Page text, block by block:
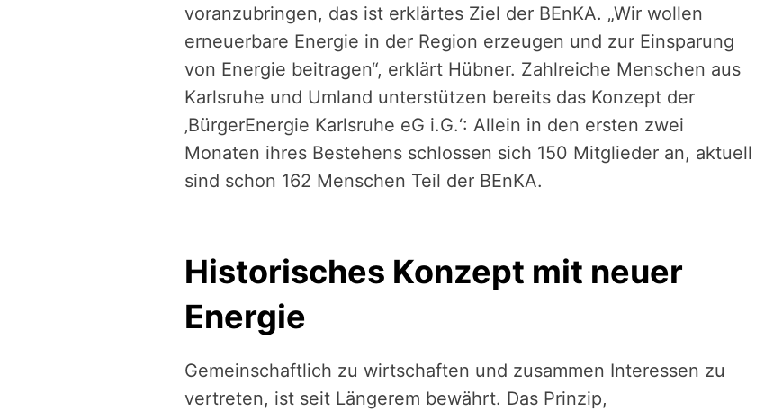
voranzubringen, das ist erklärtes Ziel der BEnKA. „Wir wollen
erneuerbare Energie in der Region erzeugen und zur Einsparung
von Energie beitragen“, erklärt Hübner. Zahlreiche Menschen aus
Karlsruhe und Umland unterstützen bereits das Konzept der
‚BürgerEnergie Karlsruhe eG i.G.‘: Allein in den ersten zwei
Monaten ihres Bestehens schlossen sich 150 Mitglieder an, aktuell
sind schon 162 Menschen Teil der BEnKA.
Historisches Konzept mit neuer
Energie
Gemeinschaftlich zu wirtschaften und zusammen Interessen zu
vertreten, ist seit Längerem bewährt. Das Prinzip,